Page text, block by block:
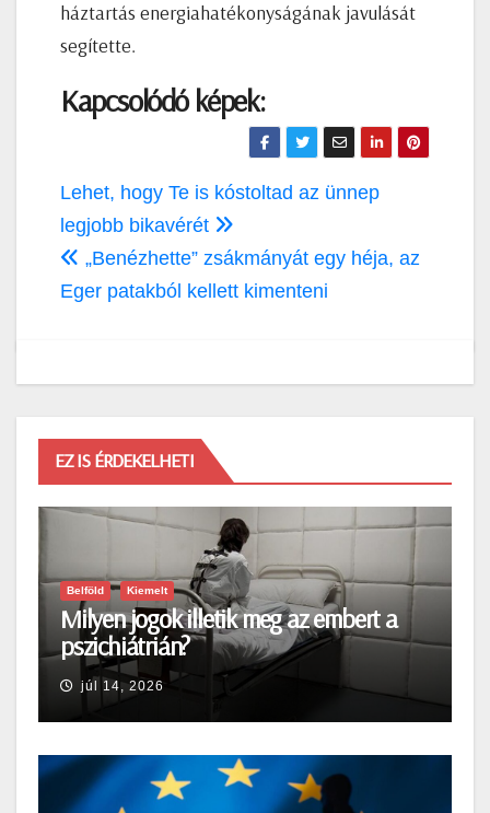
háztartás energiahatékonyságának javulását
segítette.
Kapcsolódó képek:
Bejegyzés
navigáció
Lehet, hogy Te is kóstoltad az ünnep
legjobb bikavérét
„Benézhette” zsákmányát egy héja, az
Eger patakból kellett kimenteni
EZ IS ÉRDEKELHETI
Belföld Kiemelt
Milyen jogok illetik meg az embert a
pszichiátrián?
júl 14, 2026